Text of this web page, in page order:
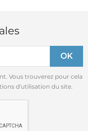
Vous trouverez pour cela
d'utilisation du site.